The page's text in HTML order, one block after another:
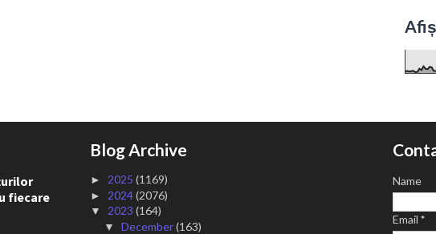
fiecare
Blog Archive
► 2025 (1169)
► 2024(2076)
▼ 2023 (164)
▼ December(163)
Name
Email*